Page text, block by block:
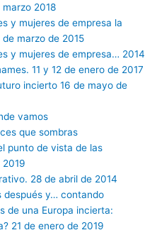
2018
y mujeres de empresa la
marzo de 2015
y mujeres de empresa… 2014
11 y 12 de enero de 2017
incierto 16 de mayo de
vamos
que sombras
punto de vista de las
2019
28 de abril de 2014
después y… contando
de una Europa incierta:
21 de enero de 2019